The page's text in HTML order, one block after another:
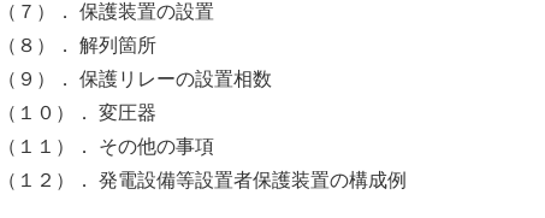
）． 保護装置の設置
）． 解列箇所
）． 保護リレーの設置相数
０）． 変圧器
１）． その他の事項
２）． 発電設備等設置者保護装置の構成例